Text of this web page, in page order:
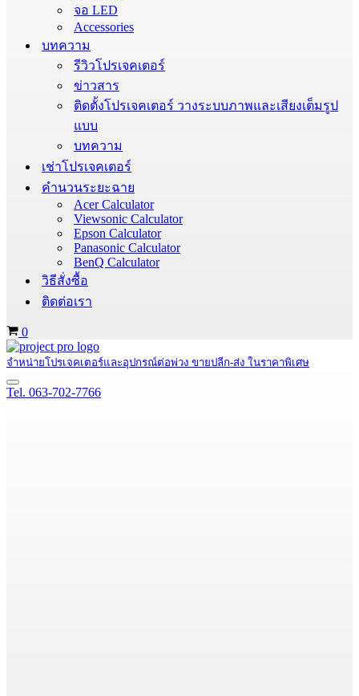
จอ LED
Accessories
บทความ
รีวิวโปรเจคเตอร์
ข่าวสาร
ติดตั้งโปรเจคเตอร์ วางระบบภาพและเสียงเต็มรูป
แบบ
บทความ
เช่าโปรเจคเตอร์
คำนวนระยะฉาย
Acer Calculator
Viewsonic Calculator
Epson Calculator
Panasonic Calculator
BenQ Calculator
วิธีสั่งซื้อ
ติดต่อเรา
Cart
0
จำหน่ายโปรเจคเตอร์และอุปกรณ์ต่อพ่วง ขายปลีก-ส่ง ในราคาพิเศษ
Navigation
Menu
Tel. 063-702-7766